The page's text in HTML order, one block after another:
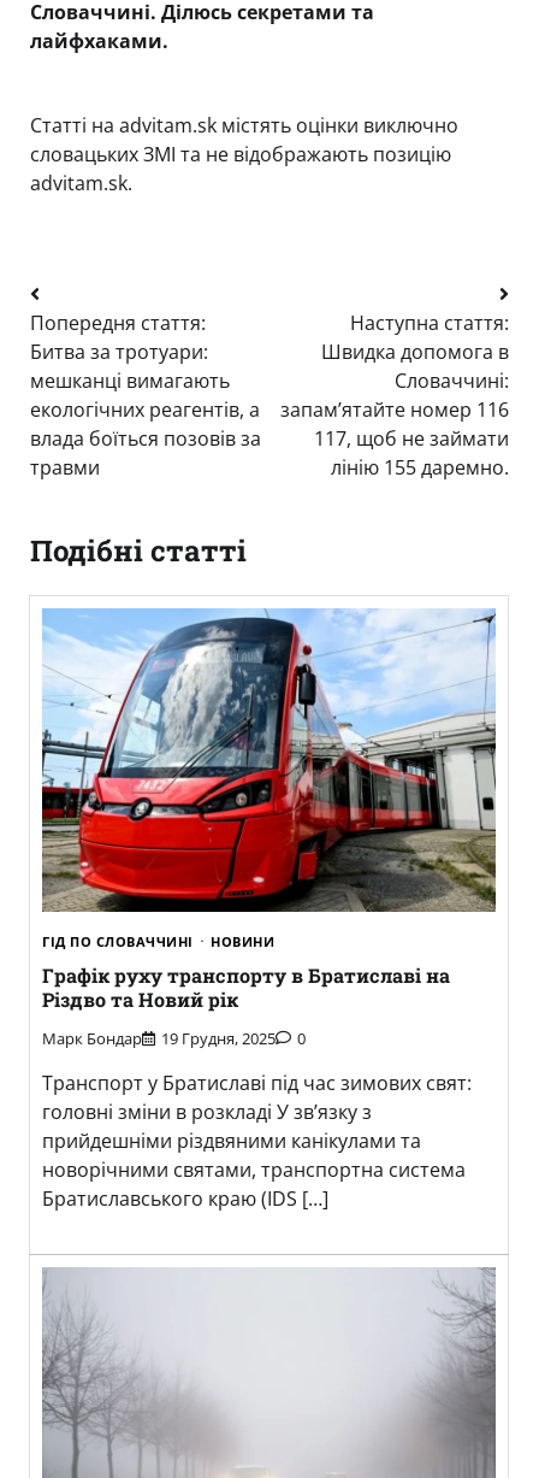
Словаччині. Ділюсь секретами та
лайфхаками.
Статті на advitam.sk містять оцінки виключно
словацьких ЗМІ та не відображають позицію
advitam.sk.
Навігація
записів
Попередня стаття:
Битва за тротуари:
мешканці вимагають
екологічних реагентів, а
влада боїться позовів за
травми
Наступна стаття:
Швидка допомога в
Словаччині:
запам’ятайте номер 116
117, щоб не займати
лінію 155 даремно.
Подібні статті
ГІД ПО СЛОВАЧЧИНІ НОВИНИ
Графік руху транспорту в Братиславі на
Різдво та Новий рік
Марк Бондар 19 Грудня, 2025 0
Транспорт у Братиславі під час зимових свят:
головні зміни в розкладі У зв’язку з
прийдешніми різдвяними канікулами та
новорічними святами, транспортна система
Братиславського краю (IDS […]